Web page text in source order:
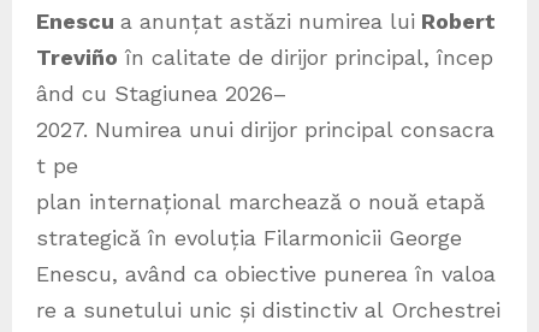
Enescu a anunțat astăzi numirea lui Robert
Treviño în calitate de dirijor principal, încep
ând cu Stagiunea 2026–
2027. Numirea unui dirijor principal consacra
t pe
plan internațional marchează o nouă etapă
strategică în evoluția Filarmonicii George
Enescu, având ca obiective punerea în valoa
re a sunetului unic și distinctiv al Orchestrei